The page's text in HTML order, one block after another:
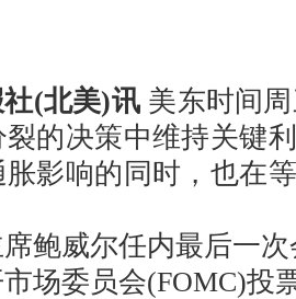
(北美)讯 美东时间
的决策中维持关键
影响的同时，也在
威尔任内最后一次
场委员会(FOMC)投